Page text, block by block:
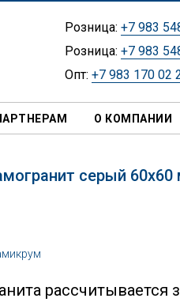
Розница: +7 983
Розница: +7 983
Опт: +7 983 170 02
О КОМПАНИИ
серый
рассчитывается